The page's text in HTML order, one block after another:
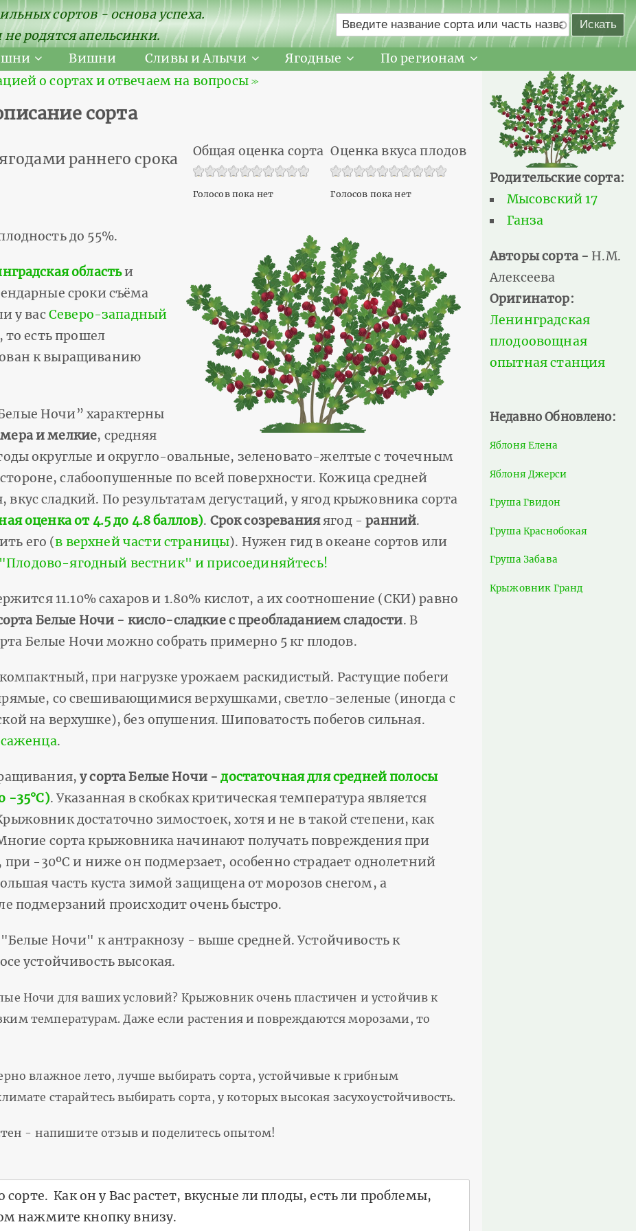
сортов - основа успеха.
родятся апельсинки.
Вишни Сливы и Алычи Ягодные
По регионам
о сортах и отвечаем на вопросы ≫
сорта
Оценка вкуса плодов
Голосов пока нет
Общая оценка сорта
Голосов пока нет
раннего срока
до 55%.
областьи
сроки съёма
у вас Северо-западный
, то есть прошел
к выращиванию
Ночи” характерны
и мелкие, средняя
округлые и округло-овальные, зеленовато-желтые с точечным
слабоопушенные по всей поверхности. Кожица средней
сладкий. По результатам дегустаций, у ягод крыжовника сорта
оценка от 4.5 до 4.8 баллов). Срок созреванияягод -ранний.
его (в верхней части страницы). Нужен гид в океане сортов или
ягодный вестник" и присоединяйтесь!
11.10% сахаров и 1.80% кислот, а их соотношение (СКИ) равно
Белые Ночи - кисло-сладкие с преобладанием сладости. В
Белые Ночи можно собрать примерно 5 кг плодов.
при нагрузке урожаем раскидистый. Растущие побеги
со свешивающимися верхушками, светло-зеленые (иногда с
на верхушке), без опушения. Шиповатость побегов сильная.
.
у сорта Белые Ночи -достаточная для средней полосы
-35°С). Указанная в скобках критическая температура является
достаточно зимостоек, хотя и не в такой степени, как
сорта крыжовника начинают получать повреждения при
при -30ºС и ниже он подмерзает, особенно страдает однолетний
часть куста зимой защищена от морозов снегом, а
подмерзаний происходит очень быстро.
"Белые Ночи" к антракнозу - выше средней. Устойчивость к
устойчивость высокая.
Ночи для ваших условий? Крыжовник очень пластичен и устойчив к
температурам. Даже если растения и повреждаются морозами, то
влажное лето, лучше выбирать сорта, устойчивые к грибным
старайтесь выбирать сорта, у которых высокая засухоустойчивость.
- напишите отзыв и поделитесь опытом!
Родительские сорта:
Мысовский 17
Ганза
Авторы сорта - Н.М.
Алексеева
Оригинатор:
Ленинградская
плодоовощная
опытная станция
Недавно Обновлено:
Яблоня Елена
Яблоня Джерси
Груша Гвидон
Груша Краснобокая
Груша Забава
Крыжовник Гранд